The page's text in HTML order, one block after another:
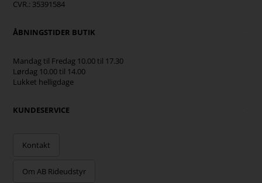
CVR.: 35391584
ÅBNINGSTIDER BUTIK
Mandag til Fredag 10.00 til 17.30
Lørdag 10.00 til 14.00
Lukket helligdage
KUNDESERVICE
Kontakt
Om AB Rideudstyr